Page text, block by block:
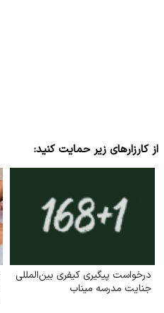
از کارزارهای زیر حمایت کنید:
درخواست پیگیری کیفری بین‌المللی
جنایت مدرسه میناب